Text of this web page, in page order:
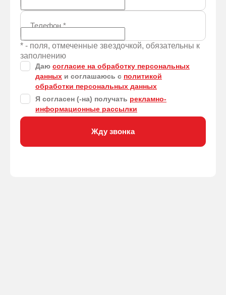
Телефон*
* - поля, отмеченные звездочкой, обязательны к
заполнению
Даю согласие на обработку персональных
данных и соглашаюсь с политикой
обработки персональных данных
Я согласен (-на) получать рекламно-
информационные рассылки
Жду звонка